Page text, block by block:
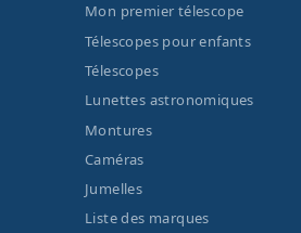
Mon premier télescope
Télescopes pour enfants
Télescopes
Lunettes astronomiques
Montures
Caméras
Jumelles
Liste des marques